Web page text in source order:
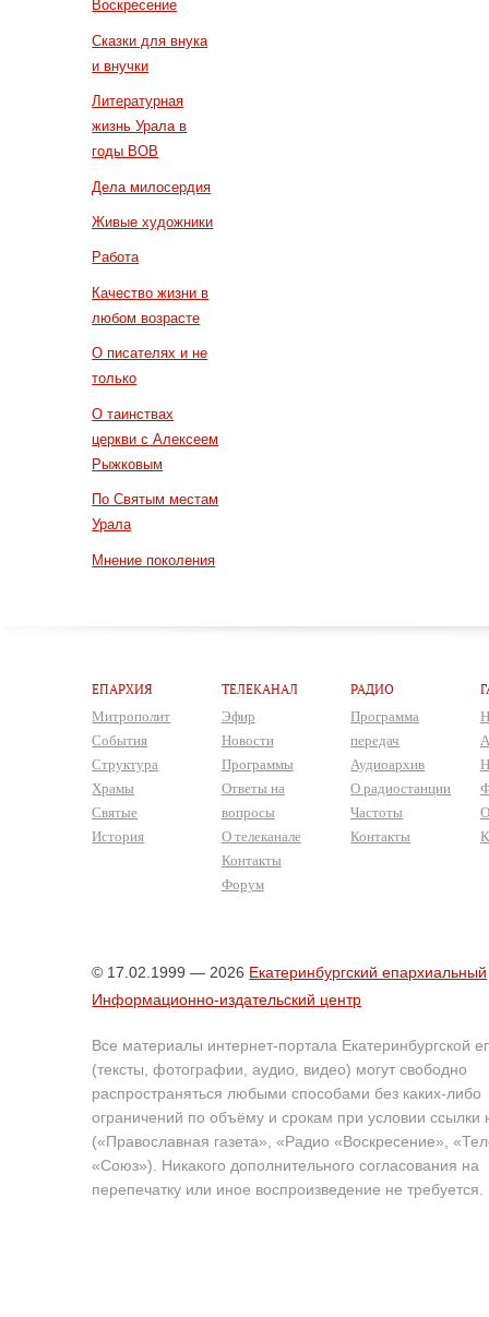
Воскресение
Сказки для внука
и внучки
Литературная
жизнь Урала в
годы ВОВ
Дела милосердия
Живые художники
Работа
Качество жизни в
любом возрасте
О писателях и не
только
О таинствах
церкви с Алексеем
Рыжковым
По Святым местам
Урала
Мнение поколения
ЕПАРХИЯ
Митрополит
События
Структура
Храмы
Святые
История
ТЕЛЕКАНАЛ
Эфир
Новости
Программы
Ответы на
вопросы
О телеканале
Контакты
Форум
РАДИО
Программа
передач
Аудиоархив
О радиостанции
Частоты
Контакты
© 17.02.1999 — 2026 Екатеринбургский епархиальный
Информационно-издательский центр
Все материалы интернет-портала Екатеринбургской
(тексты, фотографии, аудио, видео) могут свободно
распространяться любыми способами без каких-либо
ограничений по объёму и срокам при условии ссылки
(«Православная газета», «Радио «Воскресение»,
«Союз»). Никакого дополнительного согласования на
перепечатку или иное воспроизведение не требуется.